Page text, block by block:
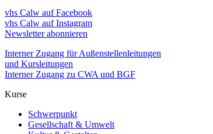
vhs Calw auf Facebook
vhs Calw auf Instagram
Newsletter abonnieren
Interner Zugang für Außenstellenleitungen
und Kursleitungen
Interner Zugang zu CWA und BGF
Kurse
Schwerpunkt
Gesellschaft & Umwelt